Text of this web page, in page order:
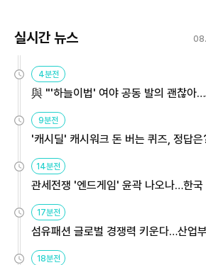
실시간 뉴스
4분전
與 "'하늘이법' 여야 공동 발의 괜찮아
9분전
'캐시딜' 캐시워크 돈 버는 퀴즈, 정답은
14분전
관세전쟁 '엔드게임' 윤곽 나오나…한국
용해야
17분전
섬유패션 글로벌 경쟁력 키운다…산업
원
18분전